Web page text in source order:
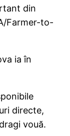
din
Farmer-to-
ia în
directe,
vouă.